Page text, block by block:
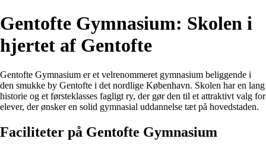
Gentofte Gymnasium: Skolen i
hjertet af Gentofte
Gentofte Gymnasium er et velrenommeret gymnasium beliggende i
den smukke by Gentofte i det nordlige København. Skolen har en lang
historie og et førsteklasses fagligt ry, der gør den til et attraktivt valg for
elever, der ønsker en solid gymnasial uddannelse tæt på hovedstaden.
Faciliteter på Gentofte Gymnasium